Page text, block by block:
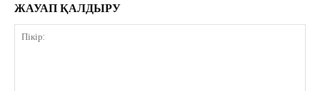
ЖАУАП ҚАЛДЫРУ